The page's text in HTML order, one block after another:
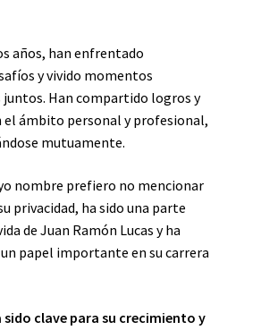
años, han enfrentado
y vivido momentos
Han compartido logros y
el ámbito personal y profesional,
mutuamente.
nombre prefiero no mencionar
privacidad, ha sido una parte
de Juan Ramón Lucas y ha
papel importante en su carrera
sido clave para su crecimiento y